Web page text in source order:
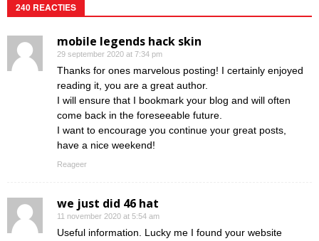
240 REACTIES
mobile legends hack skin
29 september 2020 at 7:34 pm
Thanks for ones marvelous posting! I certainly enjoyed
reading it, you are a great author.
I will ensure that I bookmark your blog and will often
come back in the foreseeable future.
I want to encourage you continue your great posts,
have a nice weekend!
Reageer
we just did 46 hat
11 november 2020 at 5:54 am
Useful information. Lucky me I found your website